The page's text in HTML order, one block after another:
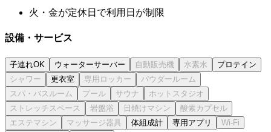
火・金が定休日で利用日が制限
設備・サービス
子連れOK ウォーターサーバー
プロテイン
更衣室
体組成計
専用アプリ